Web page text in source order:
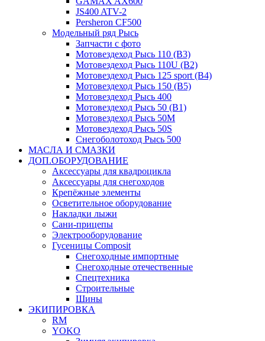
JS400 ATV-2
Persheron CF500
Модельный ряд Рысь
Запчасти с фото
Мотовездеход Рысь 110 (B3)
Мотовездеход Рысь 110U (B2)
Мотовездеход Рысь 125 sport (B4)
Мотовездеход Рысь 150 (B5)
Мотовездеход Рысь 400
Мотовездеход Рысь 50 (B1)
Мотовездеход Рысь 50M
Мотовездеход Рысь 50S
Снегоболотоход Рысь 500
МАСЛА И СМАЗКИ
ДОП.ОБОРУДОВАНИЕ
Аксессуары для квадроцикла
Аксессуары для снегоходов
Крепёжные элементы
Осветительное оборудование
Накладки лыжи
Сани-прицепы
Электрооборудование
Гусеницы Composit
Снегоходные импортные
Снегоходные отечественные
Спецтехника
Строительные
Шины
ЭКИПИРОВКА
RM
YOKO